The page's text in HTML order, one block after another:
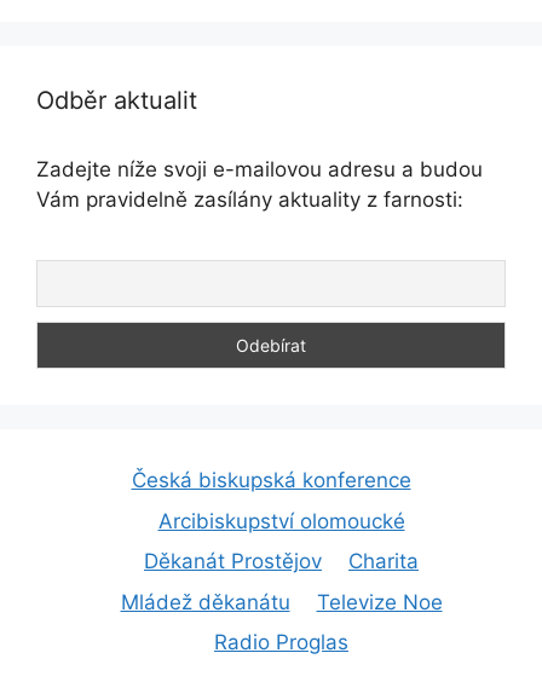
Odběr aktualit
Zadejte níže svoji e-mailovou adresu a budou
Vám pravidelně zasílány aktuality z farnosti:
Česká biskupská konference
Arcibiskupství olomoucké
Děkanát Prostějov
Charita
Mládež děkanátu
Televize Noe
Radio Proglas